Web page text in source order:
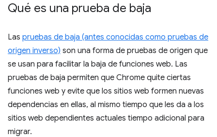
Qué es una prueba de baja
Las pruebas de baja (antes conocidas como pruebas de
origen inverso) son una forma de pruebas de origen que
se usan para facilitar la baja de funciones web. Las
pruebas de baja permiten que Chrome quite ciertas
funciones web y evite que los sitios web formen nuevas
dependencias en ellas, al mismo tiempo que les da a los
sitios web dependientes actuales tiempo adicional para
migrar.